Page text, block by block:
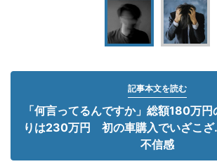
記事本文を読む
「何言ってるんですか」総額180万
りは230万円 初の車購入でいざこざ
不信感